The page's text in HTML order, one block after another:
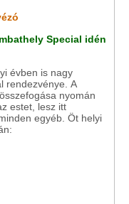
Special idén
évben is nagy
rendezvénye. A
nyomán
estet, lesz itt
egyéb. Öt helyi